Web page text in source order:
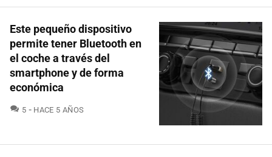
Este pequeño dispositivo
permite tener Bluetooth en
el coche a través del
smartphone y de forma
económica
5 COMENTARIOS
HACE 5 AÑOS